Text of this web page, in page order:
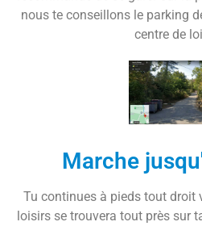
nous te conseillons le parking
centre de
Marche
Tu continues à pieds tout droit
loisirs se trouvera tout près sur